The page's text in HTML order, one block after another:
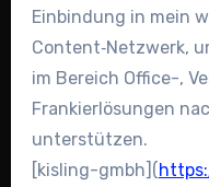
Einbindung in mein
Content‑Netzwerk,
im Bereich Office-,
Frankierlösungen
unterstützen.
[kisling-gmbh](